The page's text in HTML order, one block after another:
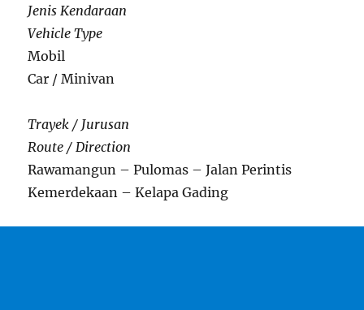
Jenis Kendaraan
Vehicle Type
Mobil
Car / Minivan
Trayek / Jurusan
Route / Direction
Rawamangun – Pulomas – Jalan Perintis
Kemerdekaan – Kelapa Gading